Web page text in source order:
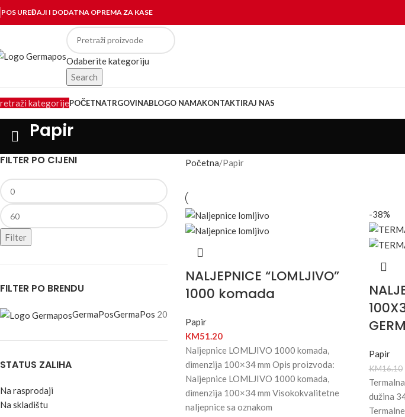
POS UREĐAJI I DODATNA OPREMA ZA KASE
Odaberite kategoriju
Search
kategorijePOČETNATRGOVINABLOGO NAMAKONTAKTIRAJ NAS
Papir
FILTER PO CIJENI
Filter
FILTER PO BRENDU
GermaPosGermaPos 20
STATUS ZALIHA
Na rasprodaji
Na skladištu
Početna Papir
NALJEPNICE “LOMLJIVO”
1000 komada
Papir
KM51.20
Naljepnice LOMLJIVO 1000 komada,
dimenzija 100×34 mm Opis proizvoda:
Naljepnice LOMLJIVO 1000 komada,
dimenzija 100×34 mm Visokokvalitetne
naljepnice sa oznakom
-38%
Papir
KM16.10
dužina